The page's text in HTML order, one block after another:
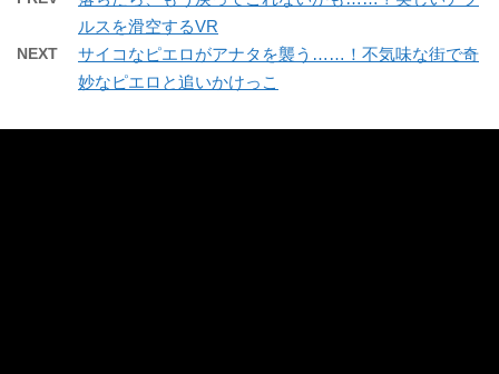
ルスを滑空するVR
NEXT
サイコなピエロがアナタを襲う……！不気味な街で奇
妙なピエロと追いかけっこ